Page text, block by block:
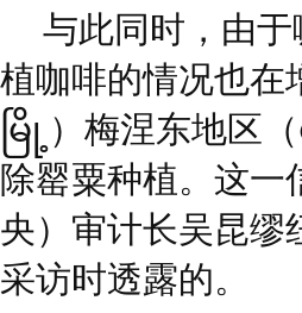
与此同时，由
植咖啡的情况也
မြို့）梅涅东地区
除罂粟种植。这一
央）审计长吴昆缪
采访时透露的。